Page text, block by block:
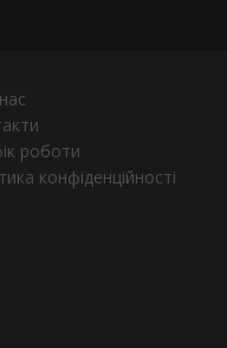
роботи
конфіденційності